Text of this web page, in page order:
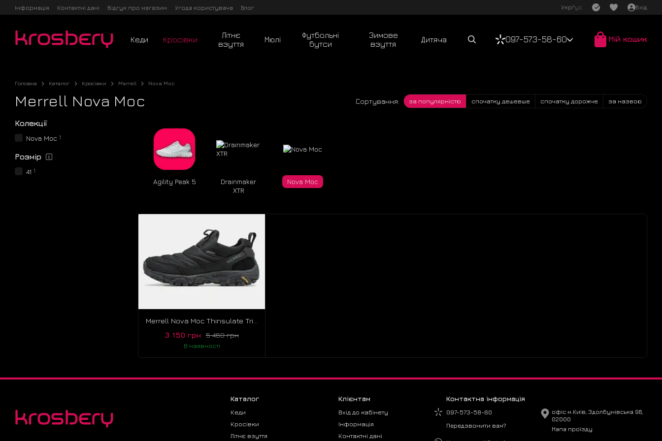
Перейти до основного контенту
Інформація Контактні дані Відгук про магазин Угода користувача Блог УкрРус Вхід
Кеди Кросівки
Літнє
взуття
Мюлі
Футбольні
бутси
Зимове
взуття
Дитяча 097-573-58-60 Мій кошик
Головна Каталог Кросівки Merrell Nova Moc
Merrell Nova Moc Сортування: за популярністю спочатку дешевше спочатку дорожче за назвою
Agility Peak 5
Drainmaker
XTR
Nova Moc
5 460 грн
3 150 грн
В наявності
Колекції
Nova Moc 1
Розмір
41 1
Каталог
Кеди
Кросівки
Літнє взуття
Клієнтам
Вхід до кабінету
Інформація
Контактні дані
Контактна інформація
097-573-58-60
Передзвонити вам?
офіс м.Київ, Здолбунівська 9Б,
02000
Мапа проїзду